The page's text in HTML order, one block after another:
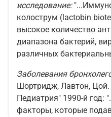
исследование:
колострум (lactobin
высокое количество
диапазона бактерий,
различных
Заболевания
Шортридж, Лавтон,
Педиатрия" 1990-й год:
факторы, которые